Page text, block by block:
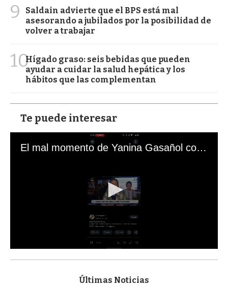
9
Saldain advierte que el BPS está mal
asesorando a jubilados por la posibilidad de
volver a trabajar
10Hígado graso: seis bebidas que pueden
ayudar a cuidar la salud hepática y los
hábitos que las complementan
Te puede interesar
El mal momento de Yanina Gasañol con un hincha argentino en "Subrayado"
s
Últimas Noticias